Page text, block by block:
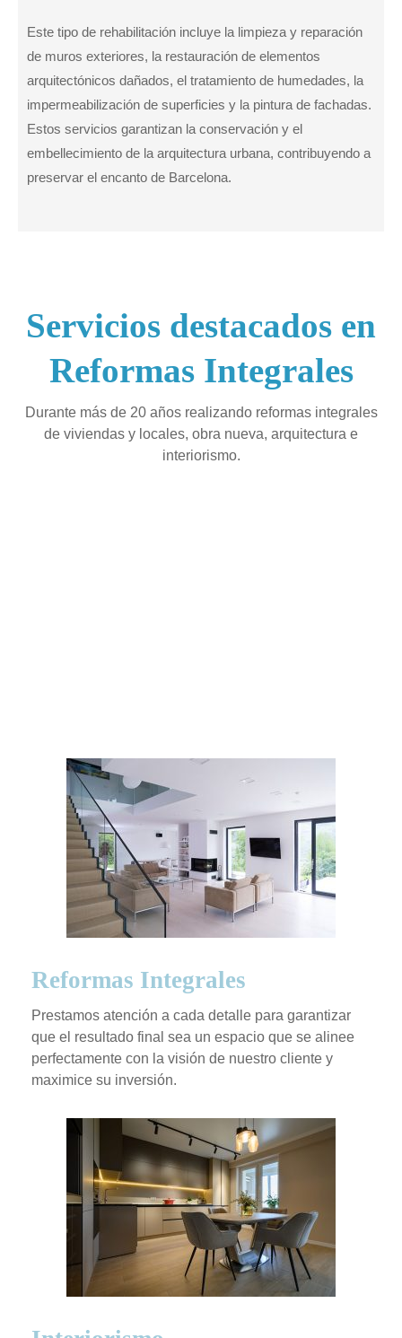
Este tipo de rehabilitación incluye la limpieza y reparación
de muros exteriores, la restauración de elementos
arquitectónicos dañados, el tratamiento de humedades, la
impermeabilización de superficies y la pintura de fachadas.
Estos servicios garantizan la conservación y el
embellecimiento de la arquitectura urbana, contribuyendo a
preservar el encanto de Barcelona.
Servicios destacados en
Reformas Integrales
Durante más de 20 años realizando reformas integrales
de viviendas y locales, obra nueva, arquitectura e
interiorismo.
Reformas Integrales
Prestamos atención a cada detalle para garantizar
que el resultado final sea un espacio que se alinee
perfectamente con la visión de nuestro cliente y
maximice su inversión.